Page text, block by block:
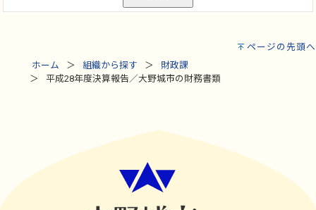
ページの先頭へ
ホーム
組織から探す
財政課
平成28年度決算報告／大野城市の財務書類